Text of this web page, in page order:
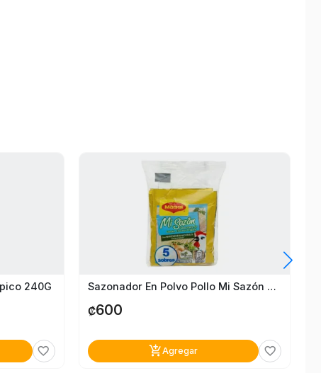
240G
favorite_border
Sazonador En Polvo Pollo Mi Sazón Maggi 5 Sobres
₡600
add_shopping_cartAgregar favorite_border